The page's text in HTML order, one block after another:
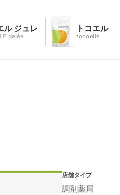
ル ジュレ
gelée
トコエル
tocoelle
店舗タイプ
調剤薬局